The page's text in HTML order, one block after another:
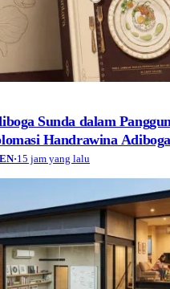
Sunda dalam
Handrawina
·15 jam yang lalu